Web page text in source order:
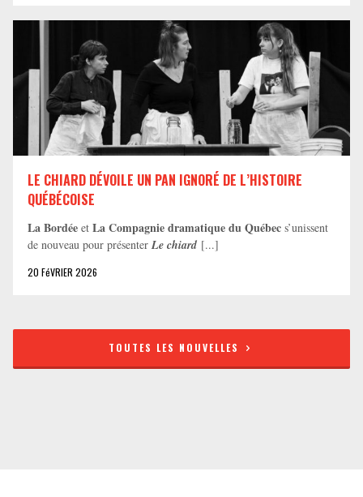
LE CHIARD DÉVOILE UN PAN IGNORÉ DE L’HISTOIRE
QUÉBÉCOISE
La Bordée et La Compagnie dramatique du Québec s’unissent
de nouveau pour présenter Le chiard [...]
20 FéVRIER 2026
TOUTES LES NOUVELLES